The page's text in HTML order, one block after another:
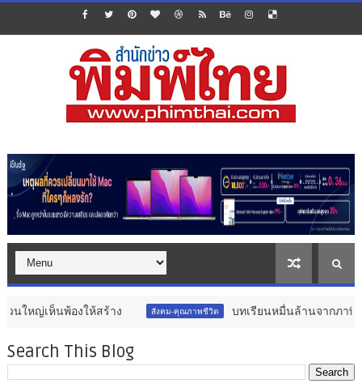
ให้สร้าง สังคม-คุณภาพชีวิต บทเรียนหมื่นล้านจากภาษีบุหรี่ 2 อัตรา : ม
Search This Blog